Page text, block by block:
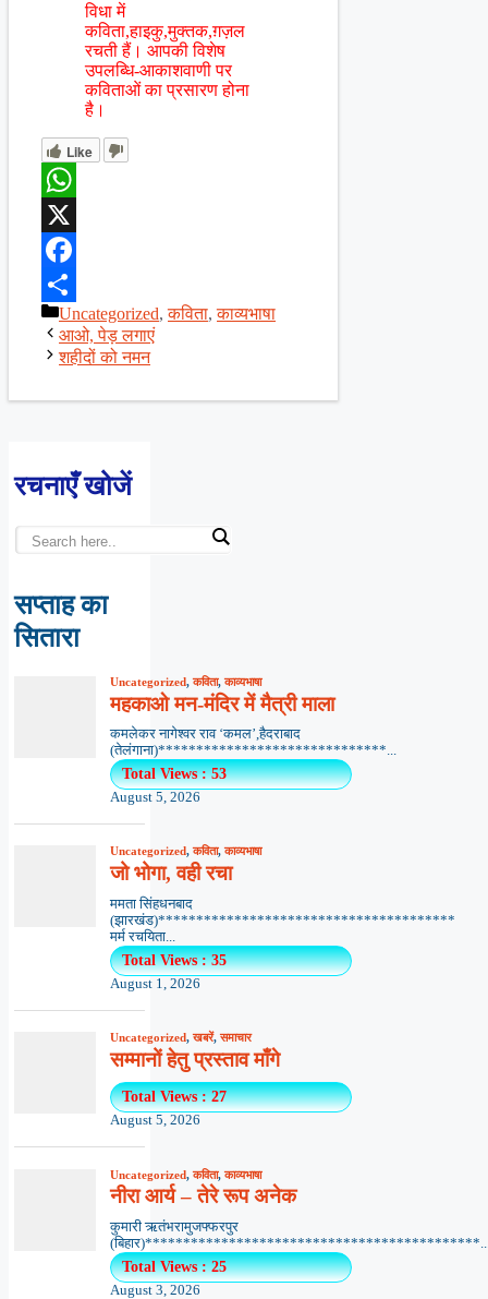
विधा में
कविता,हाइकु,मुक्तक,ग़ज़ल
रचती हैं। आपकी विशेष
उपलब्धि-आकाशवाणी पर
कविताओं का प्रसारण होना
है।
Like
WhatsApp
X
Facebook
Share
Categories
Uncategorized,कविता,काव्यभाषा
आओ, पेड़ लगाएं
शहीदों को नमन
रचनाएँ खोजें
सप्ताह का
सितारा
Uncategorized,कविता,काव्यभाषा
महकाओ मन-मंदिर में मैत्री माला
कमलेकर नागेश्वर राव ‘कमल’,हैदराबाद
(तेलंगाना)******************************...
Total Views : 53
August 5, 2026
Uncategorized,कविता,काव्यभाषा
जो भोगा, वही रचा
ममता सिंहधनबाद
(झारखंड)***************************************
मर्म रचयिता...
Total Views : 35
August 1, 2026
Uncategorized,खबरें,समाचार
सम्मानों हेतु प्रस्ताव माँगे
Total Views : 27
August 5, 2026
Uncategorized,कविता,काव्यभाषा
नीरा आर्य – तेरे रूप अनेक
कुमारी ऋतंभरामुजफ्फरपुर
Total Views : 25
August 3, 2026